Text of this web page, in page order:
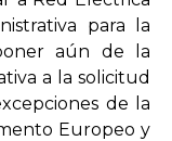
para la
aún de la
a la solicitud
de la
Europeo y